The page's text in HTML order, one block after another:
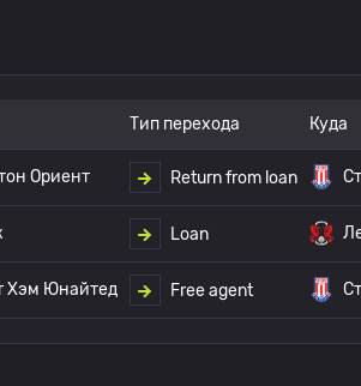
Тип перехода Куда
Ориент Return from loan
Loan
Хэм Юнайтед Free agent